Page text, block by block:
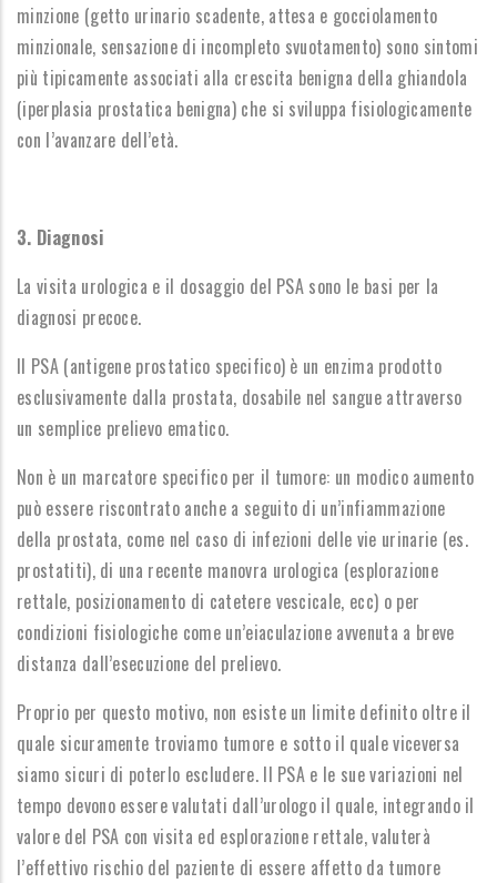
minzione (getto urinario scadente, attesa e gocciolamento
minzionale, sensazione di incompleto svuotamento) sono sintomi
più tipicamente associati alla crescita benigna della ghiandola
(iperplasia prostatica benigna) che si sviluppa fisiologicamente
con l’avanzare dell’età.
3. Diagnosi
La visita urologica e il dosaggio del PSA sono le basi per la
diagnosi precoce.
Il PSA (antigene prostatico specifico) è un enzima prodotto
esclusivamente dalla prostata, dosabile nel sangue attraverso
un semplice prelievo ematico.
Non è un marcatore specifico per il tumore: un modico aumento
può essere riscontrato anche a seguito di un’infiammazione
della prostata, come nel caso di infezioni delle vie urinarie (es.
prostatiti), di una recente manovra urologica (esplorazione
rettale, posizionamento di catetere vescicale, ecc) o per
condizioni fisiologiche come un’eiaculazione avvenuta a breve
distanza dall’esecuzione del prelievo.
Proprio per questo motivo, non esiste un limite definito oltre il
quale sicuramente troviamo tumore e sotto il quale viceversa
siamo sicuri di poterlo escludere. Il PSA e le sue variazioni nel
tempo devono essere valutati dall’urologo il quale, integrando il
valore del PSA con visita ed esplorazione rettale, valuterà
l’effettivo rischio del paziente di essere affetto da tumore